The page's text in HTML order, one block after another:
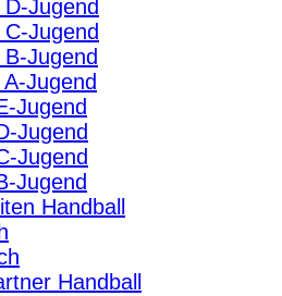
Jugend
Jugend
Jugend
Jugend
Jugend
Jugend
Jugend
Jugend
Handball
Handball